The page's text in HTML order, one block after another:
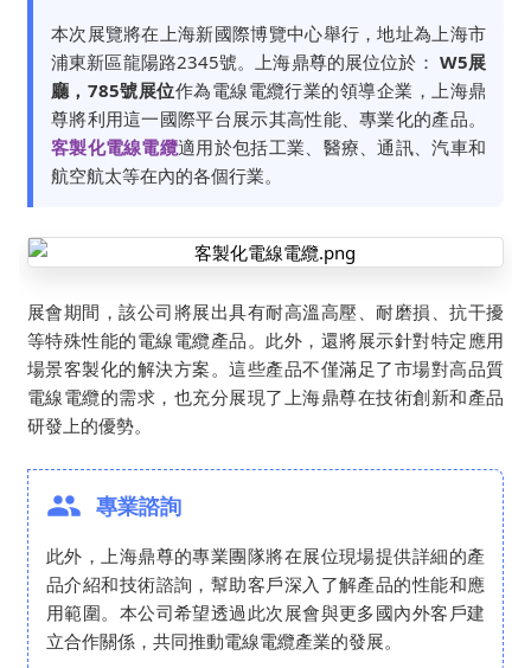
本次展覽將在上海新國際博覽中心舉行，地址為上海市
浦東新區龍陽路2345號。上海鼎尊的展位位於： W5展
廳，785號展位作為電線電纜行業的領導企業，上海鼎
尊將利用這一國際平台展示其高性能、專業化的產品。
客製化電線電纜適用於包括工業、醫療、通訊、汽車和
航空航太等在內的各個行業。
展會期間，該公司將展出具有耐高溫高壓、耐磨損、抗干擾
等特殊性能的電線電纜產品。此外，還將展示針對特定應用
場景客製化的解決方案。這些產品不僅滿足了市場對高品質
電線電纜的需求，也充分展現了上海鼎尊在技術創新和產品
研發上的優勢。
專業諮詢
此外，上海鼎尊的專業團隊將在展位現場提供詳細的產
品介紹和技術諮詢，幫助客戶深入了解產品的性能和應
用範圍。本公司希望透過此次展會與更多國內外客戶建
立合作關係，共同推動電線電纜產業的發展。